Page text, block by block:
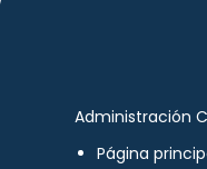
Administración
Página